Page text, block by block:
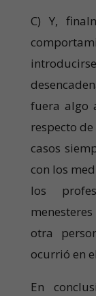
C) Y,
fuera algo
respecto
casos
con los
los
otra
ocurrió en
En